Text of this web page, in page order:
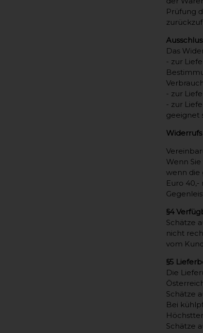
Prüfung
Das
- zur
- zur
- zur
geeignet
Wenn
wenn die
Euro
§4
Schätze
nicht
vom
§5
Die
Schätze
Bei
Schätze